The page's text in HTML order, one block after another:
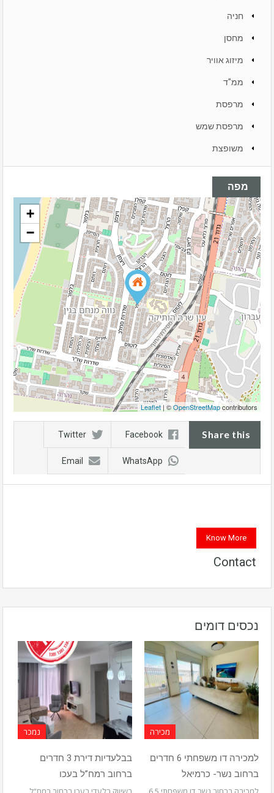
חניה
מחסן
מיזוג אוויר
ממ"ד
מרפסת
מרפסת שמש
משופצת
מפה
+
−
Leaflet | ©OpenStreetMapcontributors
Share this
Facebook
Twitter
WhatsApp
Email
Know More
Contact
נכסים דומים
מכירה
למכירה דו משפחתי 6 חדרים
ברחוב נשר- כרמיאל
נמכר
בבלעדיות דירת 3 חדרים
ברחוב רמח”ל בעכו